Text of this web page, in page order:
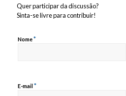
Quer participar da discussão?
Sinta-se livre para contribuir!
Nome*
E-mail*